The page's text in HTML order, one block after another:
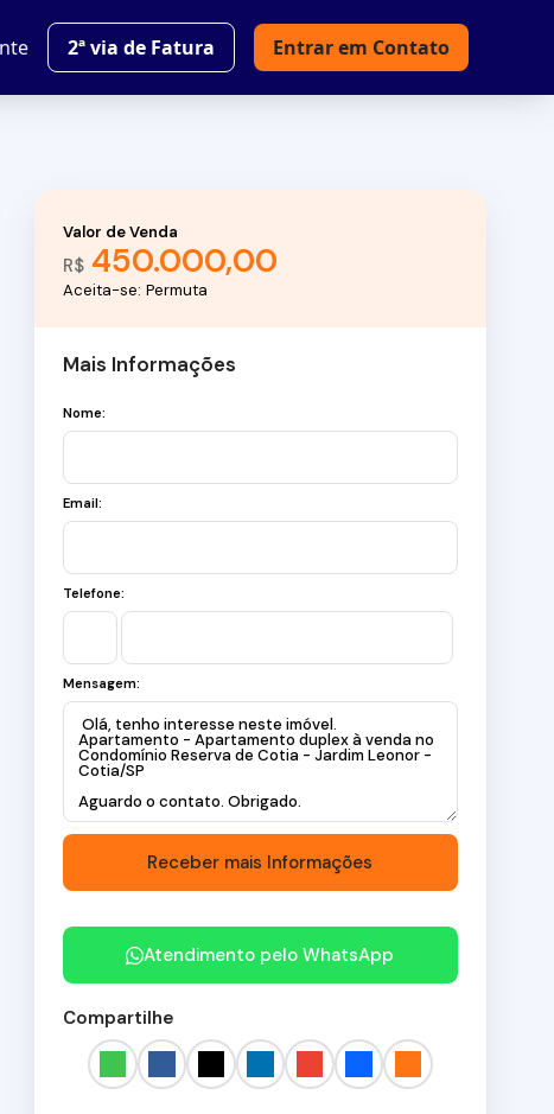
Entrar em Contato
2ª via de Fatura
R$450.000,00
Valor de Venda
Aceita-se: Permuta
Mais Informações
Nome:
Email:
Telefone:
Mensagem:
Atendimento peloWhatsApp
Compartilhe